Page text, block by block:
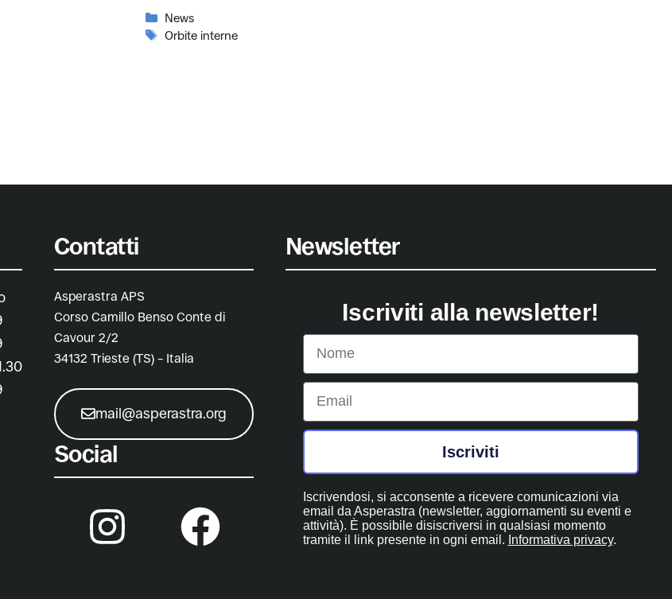
Categorie
News
Tag
Orbite interne
Contatti
Asperastra APS
Corso Camillo Benso Conte di
Cavour 2/2
34132 Trieste (TS) – Italia
mail@asperastra.org
Social
Newsletter
Iscriviti alla newsletter!
Nome
Email
Iscriviti
Iscrivendosi, si acconsente a ricevere comunicazioni via
email da Asperastra (newsletter, aggiornamenti su eventi e
attività). È possibile disiscriversi in qualsiasi momento
tramite il link presente in ogni email. Informativa privacy.